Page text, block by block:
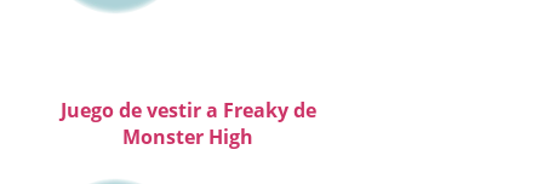
Juego de vestir a Freaky de
Monster High